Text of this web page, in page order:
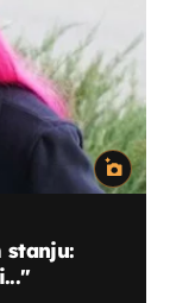
stanju: